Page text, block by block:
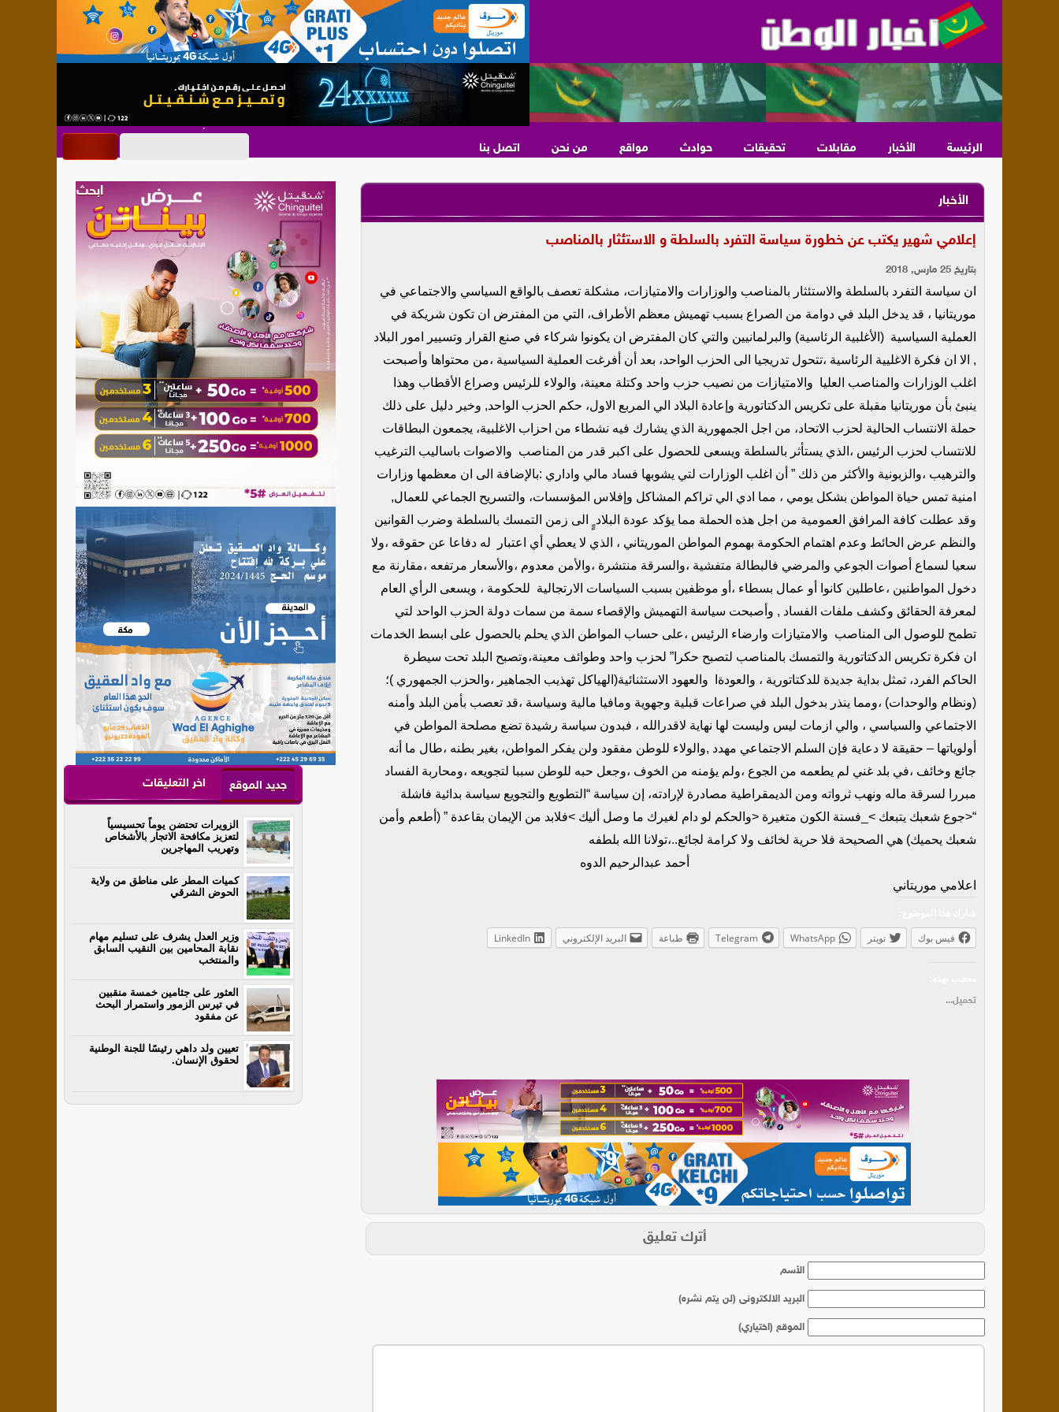
الرئيسة الأخبار مقابلات تحقيقات حوادث مواقع من نحن اتصل بنا
الأخبار
إعلامي شهير يكتب عن خطورة سياسة التفرد بالسلطة و الاستئثار بالمناصب
بتاريخ 25 مارس, 2018
ان سياسة التفرد بالسلطة والاستئثار بالمناصب والوزارات والامتيازات، مشكلة تعصف بالواقع السياسي والاجتماعي في
موريتانيا ، قد يدخل البلد في دوامة من الصراع بسبب تهميش معظم الأطراف، التي من المفترض ان تكون شريكة في
العملية السياسية (الأغلبية الرئاسية) والبرلمانيين والتي كان المفترض ان يكونوا شركاء في صنع القرار وتسيير امور البلاد
, الا ان فكرة الاغليية الرئاسية ،تتحول تدريجيا الى الحزب الواحد، بعد أن أفرغت العملية السياسية ،من محتواها وأصبحت
اغلب الوزارات والمناصب العليا والامتيازات من نصيب حزب واحد وكتلة معينة، والولاء للرئيس وصراع الأقطاب وهذا
ينبئ بأن موريتانيا مقبلة على تكريس الدكتاتورية وإعادة البلاد الي المربع الاول، حكم الحزب الواحد, وخير دليل على ذلك
حملة الانتساب الحالية لحزب الاتحاد، من اجل الجمهورية الذي يشارك فيه نشطاء من احزاب الاغلبية، يجمعون البطاقات
للانتساب لحزب الرئيس ،الذي يستأثر بالسلطة ويسعى للحصول على اكبر قدر من المناصب والاصوات باساليب الترغيب
والترهيب ،والزبونية والأكثر من ذلك ” أن اغلب الوزارات لتي يشوبها فساد مالي واداري :بالإضافة الى ان معظمها وزارات
امنية تمس حياة المواطن بشكل يومي ، مما ادي الي تراكم المشاكل وإفلاس المؤسسات، والتسريح الجماعي للعمال,
وقد عطلت كافة المرافق العمومية من اجل هذه الحملة مما يؤكد عودة البلاد ٍٍ الى زمن التمسك بالسلطة وضرب القوانين
والنظم عرض الحائط وعدم اهتمام الحكومة بهموم المواطن الموريتاني ، الذي لا يعطي أي اعتبار له دفاعا عن حقوقه ،ولا
سعيا لسماع أصوات الجوعي والمرضي فالبطالة متفشية ،والسرقة منتشرة ،والأمن معدوم ،والأسعار مرتفعه ،مقارنة مع
دخول المواطنين ،عاطلين كانوا أو عمال بسطاء ،أو موظفين بسبب السياسات الارتجالية للحكومة ، ويسعى الرأي العام
لمعرفة الحقائق وكشف ملفات الفساد , وأصبحت سياسة التهميش والإقصاء سمة من سمات دولة الحزب الواحد لتي
تطمح للوصول الى المناصب والامتيازات وارضاء الرئيس ،على حساب المواطن الذي يحلم بالحصول على ابسط الخدمات
ان فكرة تكريس الدكتاتورية والتمسك بالمناصب لتصبح حكرا” لحزب واحد وطوائف معينة،وتصبح البلد تحت سيطرة
الحاكم الفرد، تمثل بداية جديدة للدكتاتورية ، والعودةا والعهود الاستثنائية(الهياكل تهذيب الجماهير ،والحزب الجمهوري )؛
(ونظام والوحدات) ،ومما ينذر بدخول البلد في صراعات قبلية وجهوية ومافيا مالية وسياسة ،قد تعصب بأمن البلد وأمنه
الاجتماعي والسياسي ، والي ازمات ليس وليست لها نهاية لاقدرالله ، فبدون سياسة رشيدة تضع مصلحة المواطن في
أولوياتها – حقيقة لا دعاية فإن السلم الاجتماعي مهدد ,والولاء للوطن مفقود ولن يفكر المواطن، بغير بطنه ،طال ما أنه
جائع وخائف ،في بلد غني لم يطعمه من الجوع ،ولم يؤمنه من الخوف ،وجعل حبه للوطن سببا لتجويعه ،ومحاربة الفساد
مبررا لسرقة ماله ونهب ثرواته ومن الديمقراطية مصادرة لإرادته، إن سياسة “التطويع والتجويع سياسة بدائية فاشلة
“<جوع شعبك يتبعك >_فسنة الكون متغيرة <والحكم لو دام لغيرك ما وصل أليك >فلابد من الإيمان بقاعدة ” (أطعم وأمن
شعبك يحميك) هي الصحيحة فلا حرية لخائف ولا كرامة لجائع..،تولانا الله بلطفه
أحمد عبدالرحيم الدوه
اعلامي موريتاني
فيس بوك تويتر WhatsApp
Telegram طباعة البريد الإلكتروني LinkedIn
تحميل...
أترك تعليق
الأسم
البريد الالكترونى (لن يتم نشره)
الموقع (اختياري)
جديد الموقع اخر التعليقات
الزويرات تحتضن يوماً تحسيسياً
لتعزيز مكافحة الاتجار بالأشخاص
وتهريب المهاجرين
كميات المطر على مناطق من ولاية
الحوض الشرقي
وزير العدل يشرف على تسليم مهام
نقابة المحامين بين النقيب السابق
والمنتخب
العثور على جثامين خمسة منقبين
في تيرس الزمور واستمرار البحث
عن مفقود
تعيين ولد داهي رئيسًا للجنة الوطنية
لحقوق الإنسان.